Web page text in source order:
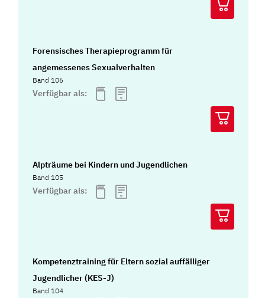
Forensisches Therapieprogramm für
angemessenes Sexualverhalten
Band 106
Verfügbar als:
Alpträume bei Kindern und Jugendlichen
Band 105
Verfügbar als:
Kompetenztraining für Eltern sozial auffälliger
Jugendlicher (KES-J)
Band 104